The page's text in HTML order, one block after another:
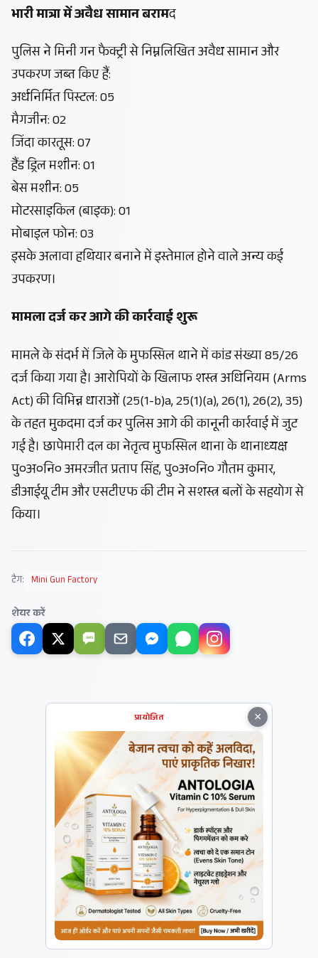
भारी मात्रा में अवैध सामान बरामद
पुलिस ने मिनी गन फैक्ट्री से निम्नलिखित अवैध सामान और
उपकरण जब्त किए हैं:
अर्धनिर्मित पिस्टल: 05
मैगजीन: 02
जिंदा कारतूस: 07
हैंड ड्रिल मशीन: 01
बेस मशीन: 05
मोटरसाइकिल (बाइक): 01
मोबाइल फोन: 03
इसके अलावा हथियार बनाने में इस्तेमाल होने वाले अन्य कई
उपकरण।
मामला दर्ज कर आगे की कार्रवाई शुरू
मामले के संदर्भ में जिले के मुफस्सिल थाने में कांड संख्या 85/26
दर्ज किया गया है। आरोपियों के खिलाफ शस्त्र अधिनियम (Arms
Act) की विभिन्न धाराओं (25(1-b)a, 25(1)(a), 26(1), 26(2), 35)
के तहत मुकदमा दर्ज कर पुलिस आगे की कानूनी कार्रवाई में जुट
गई है। छापेमारी दल का नेतृत्व मुफस्सिल थाना के थानाध्यक्ष
पु०अ०नि० अमरजीत प्रताप सिंह, पु०अ०नि० गौतम कुमार,
डीआईयू टीम और एसटीएफ की टीम ने सशस्त्र बलों के सहयोग से
किया।
टैग: Mini Gun Factory
शेयर करें
SMS
×
प्रायोजित